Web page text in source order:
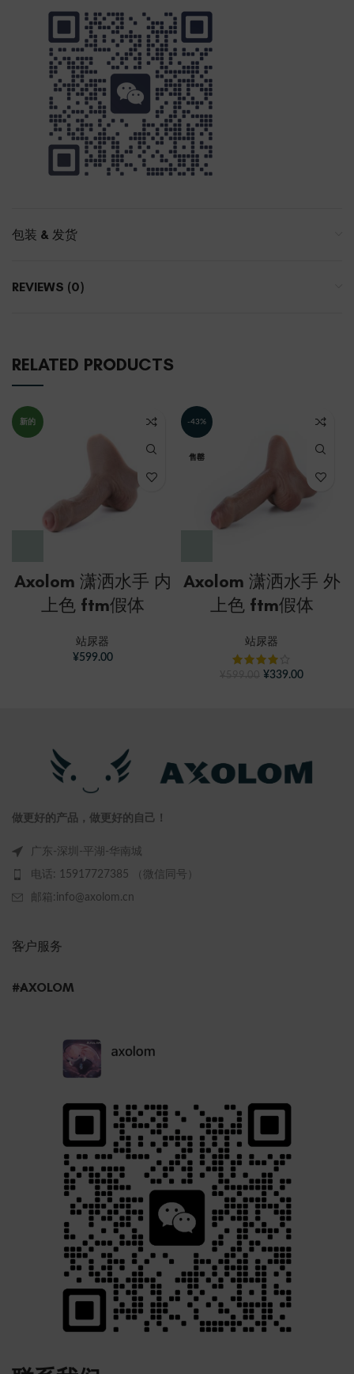
包装 & 发货
REVIEWS (0)
RELATED PRODUCTS
新的
Axolom 潇洒水手 内
上色 ftm假体
站尿器
¥599.00
-43%
售罄
Axolom 潇洒水手 外
上色 ftm假体
站尿器
¥339.00
做更好的产品，做更好的自己！
广东-深圳-平湖-华南城
电话: 15917727385 （微信同号）
邮箱:info@axolom.cn
客户服务
#AXOLOM